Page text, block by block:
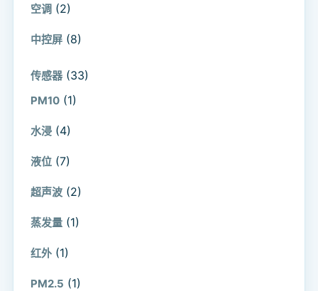
空调 (2)
中控屏 (8)
传感器 (33)
PM10 (1)
水浸 (4)
液位 (7)
超声波 (2)
蒸发量 (1)
红外 (1)
PM2.5 (1)